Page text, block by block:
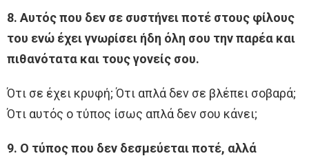
8. Αυτός που δεν σε συστήνει ποτέ στους φίλους
του ενώ έχει γνωρίσει ήδη όλη σου την παρέα και
πιθανότατα και τους γονείς σου.
Ότι σε έχει κρυφή; Ότι απλά δεν σε βλέπει σοβαρά;
Ότι αυτός ο τύπος ίσως απλά δεν σου κάνει;
9. Ο τύπος που δεν δεσμεύεται ποτέ, αλλά